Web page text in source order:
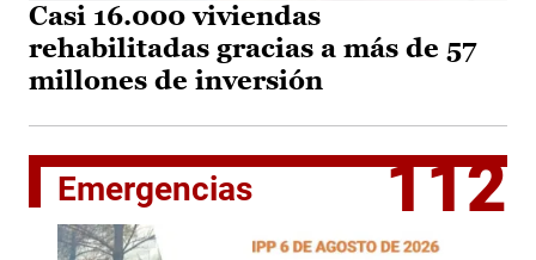
Casi 16.000 viviendas
rehabilitadas gracias a más de 57
millones de inversión
Emergencias 112